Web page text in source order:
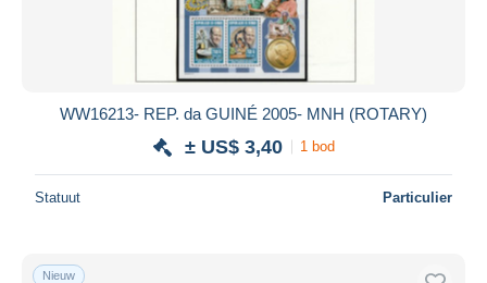
WW16213- REP. da GUINÉ 2005- MNH (ROTARY)
± US$ 3,40 1 bod
Statuut Particulier
Nieuw